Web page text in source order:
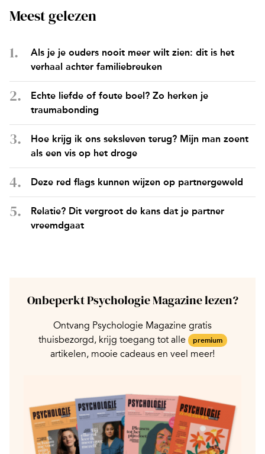
Meest gelezen
Als je je ouders nooit meer wilt zien: dit is het
verhaal achter familiebreuken
Echte liefde of foute boel? Zo herken je
traumabonding
Hoe krijg ik ons seksleven terug? Mijn man zoent
als een vis op het droge
Deze red flags kunnen wijzen op partnergeweld
Relatie? Dit vergroot de kans dat je partner
vreemdgaat
Onbeperkt Psychologie Magazine lezen?
Ontvang Psychologie Magazine gratis
thuisbezorgd, krijg toegang tot alle
premium
artikelen, mooie cadeaus en veel meer!